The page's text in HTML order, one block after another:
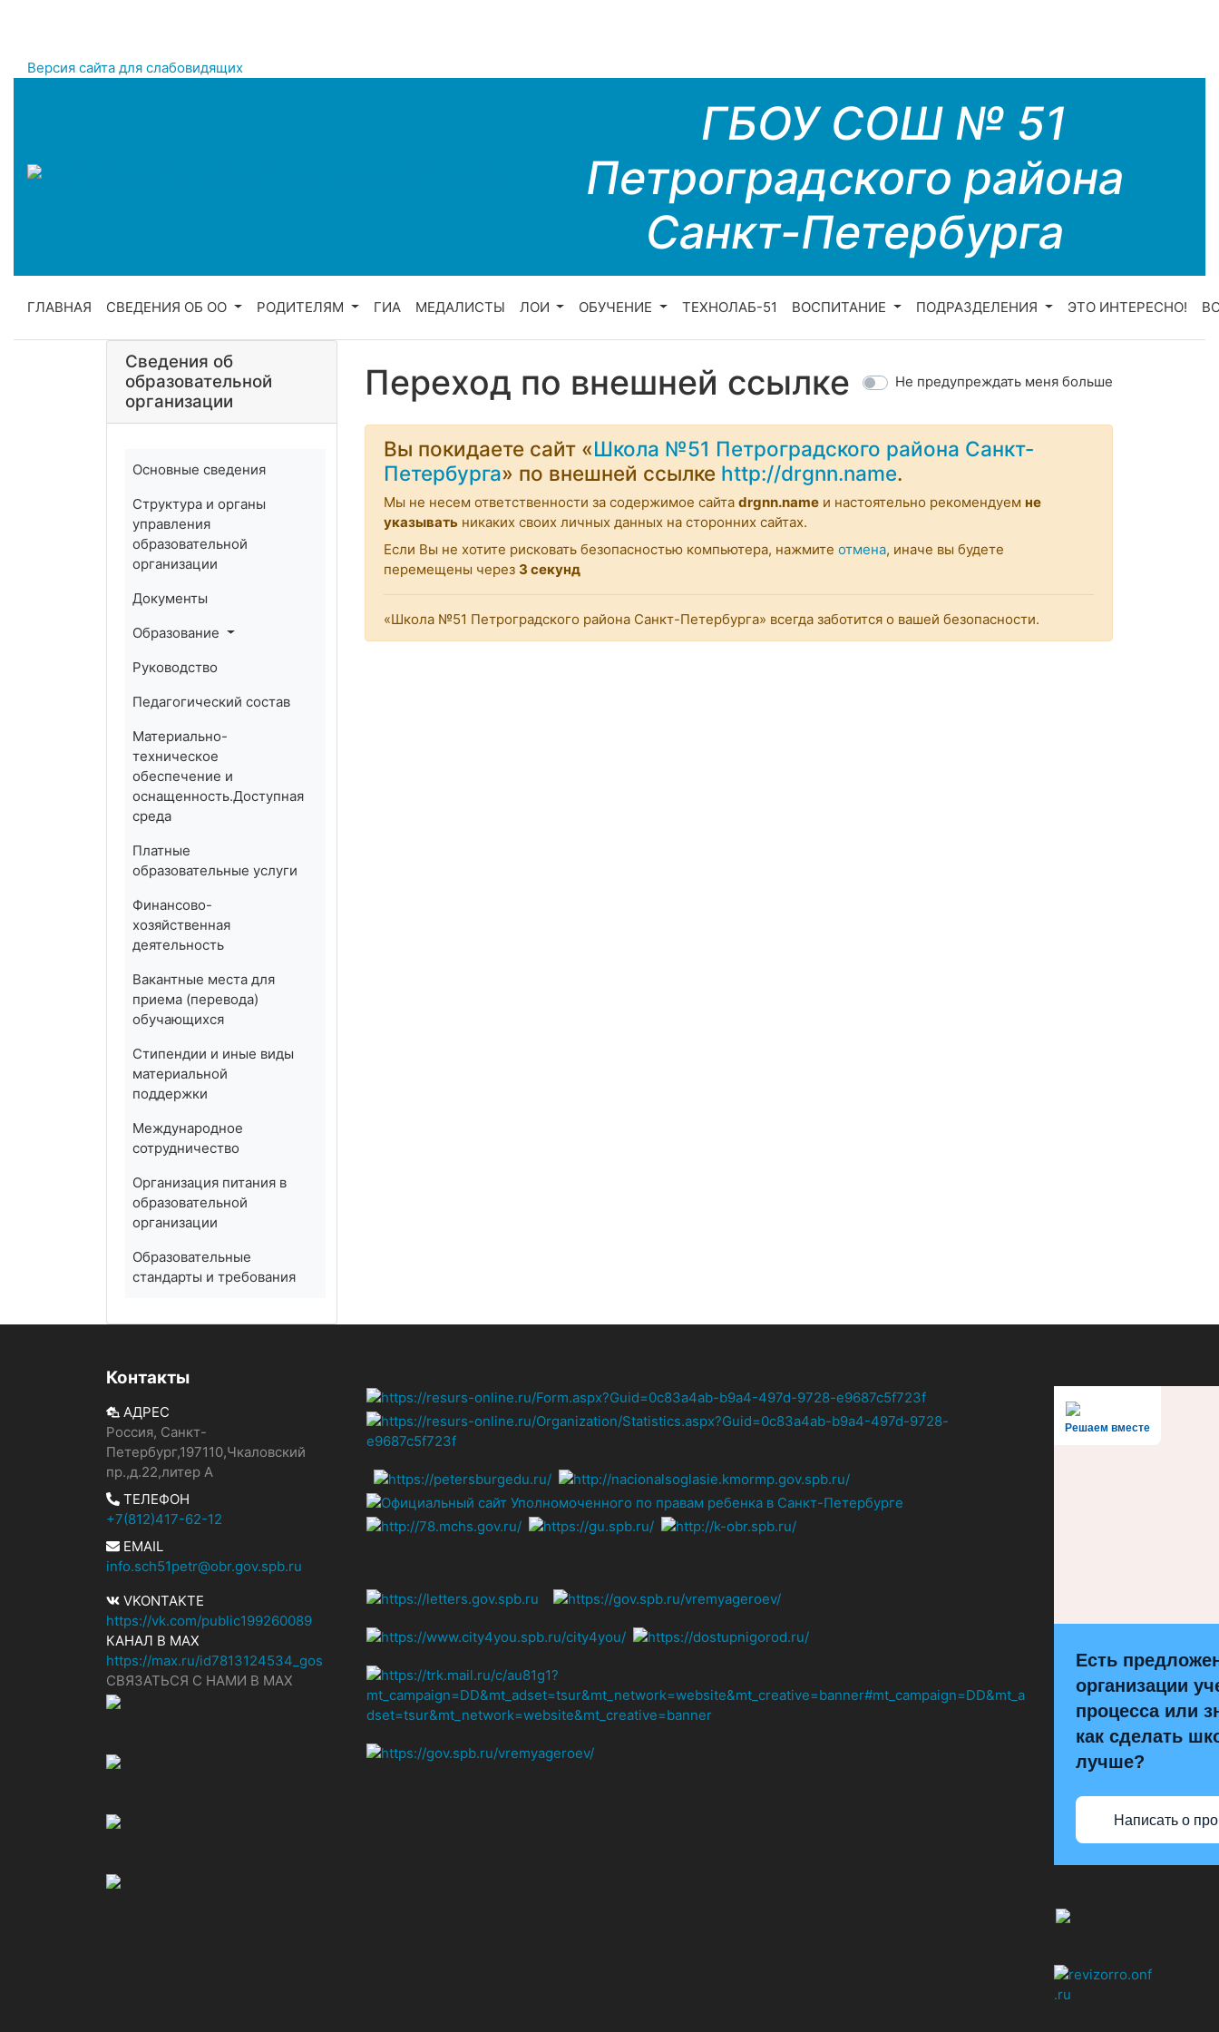
Версия сайта для слабовидящих
ГБОУ СОШ № 51
Петроградского района
Санкт-Петербурга
ГЛАВНАЯ СВЕДЕНИЯ ОБ ОО РОДИТЕЛЯМ ГИА МЕДАЛИСТЫ ЛОИ ОБУЧЕНИЕ ТЕХНОЛАБ-51 ВОСПИТАНИЕ ПОДРАЗДЕЛЕНИЯ ЭТО ИНТЕРЕСНО!
Сведения об
образовательной
организации
Основные сведения
Структура и органы
управления
образовательной
организации
Документы
Образование
Руководство
Педагогический состав
Материально-
техническое
обеспечение и
оснащенность.Доступная
среда
Платные
образовательные услуги
Финансово-
хозяйственная
деятельность
Вакантные места для
приема (перевода)
обучающихся
Стипендии и иные виды
материальной
поддержки
Международное
сотрудничество
Организация питания в
образовательной
организации
Образовательные
стандарты и требования
Переход по внешней ссылке Не предупреждать меня больше
Вы покидаете сайт «Школа №51 Петроградского района Санкт-
Петербурга» по внешней ссылке http://drgnn.name.
Мы не несем ответственности за содержимое сайта drgnn.name и настоятельно рекомендуем не
указывать никаких своих личных данных на сторонних сайтах.
Если Вы не хотите рисковать безопасностью компьютера, нажмите отмена, иначе вы будете
перемещены через 2 секунд
«Школа №51 Петроградского района Санкт-Петербурга» всегда заботится о вашей безопасности.
Контакты
АДРЕС
Россия, Санкт-
Петербург,197110,Чкаловский
пр.,д.22,литер А
ТЕЛЕФОН
+7(812)417-62-12
EMAIL
info.sch51petr@obr.gov.spb.ru
VKONTAKTE
https://vk.com/public199260089
КАНАЛ В MAX
https://max.ru/id7813124534_gos
СВЯЗАТЬСЯ С НАМИ В МАХ
Решаем вместе
Есть
организации
процесса или
как сделать
лучше?
Написать о